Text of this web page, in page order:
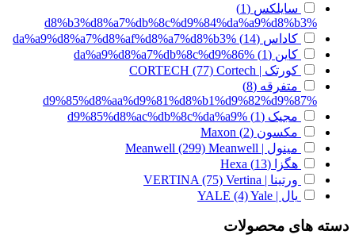
سایلکس (1)
%d8%b3%d8%a7%db%8c%d9%84%da%a9%d8%b3
کاداس (14)
%da%a9%d8%a7%d8%af%d8%a7%d8%b3
کاین (1)
%da%a9%d8%a7%db%8c%d9%86
کورتک | CORTECH
(77) Cortech
متفرقه (8)
%d9%85%d8%aa%d9%81%d8%b1%d9%82%d9%87
مجیک (1)
%d9%85%d8%ac%db%8c%da%a9
مکسون (2)
Maxon
مینول | Meanwell
(299) Meanwell
هگزا
(13)
Hexa
ورتینا | VERTINA
(75) Vertina
یال | YALE
(4)Yale
دسته های محصولات